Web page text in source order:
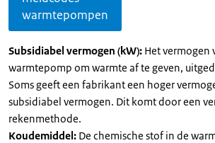
warmtepompen
Subsidiabel vermogen (kW): Het vermogen
warmtepomp om warmte af te geven,
Soms geeft een fabrikant een hoger
subsidiabel vermogen. Dit komt door een
rekenmethode.
Koudemiddel: De chemische stof in de